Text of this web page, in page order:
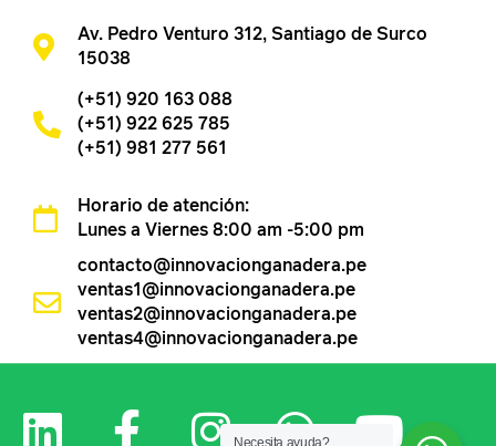
Av. Pedro Venturo 312, Santiago de Surco
15038
(+51) 920 163 088
(+51) 922 625 785
(+51) 981 277 561
Horario de atención:
Lunes a Viernes 8:00 am -5:00 pm
contacto@innovacionganadera.pe
ventas1@innovacionganadera.pe
ventas2@innovacionganadera.pe
ventas4@innovacionganadera.pe
Necesita ayuda?